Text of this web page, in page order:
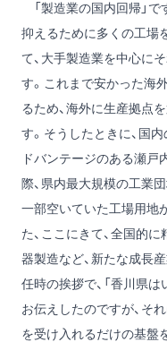
「製造業の国内回帰」で
抑えるために多くの工場
て、大手製造業を中心に
す。これまで安かった海
るため、海外に生産拠点
す。そうしたときに、国
ドバンテージのある瀬戸
際、県内最大規模の工業
一部空いていた工場用地
た、ここにきて、全国的
器製造など、新たな成長
任時の挨拶で、「香川県
お伝えしたのですが、そ
を受け入れるだけの基盤